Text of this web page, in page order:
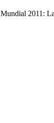
2011: